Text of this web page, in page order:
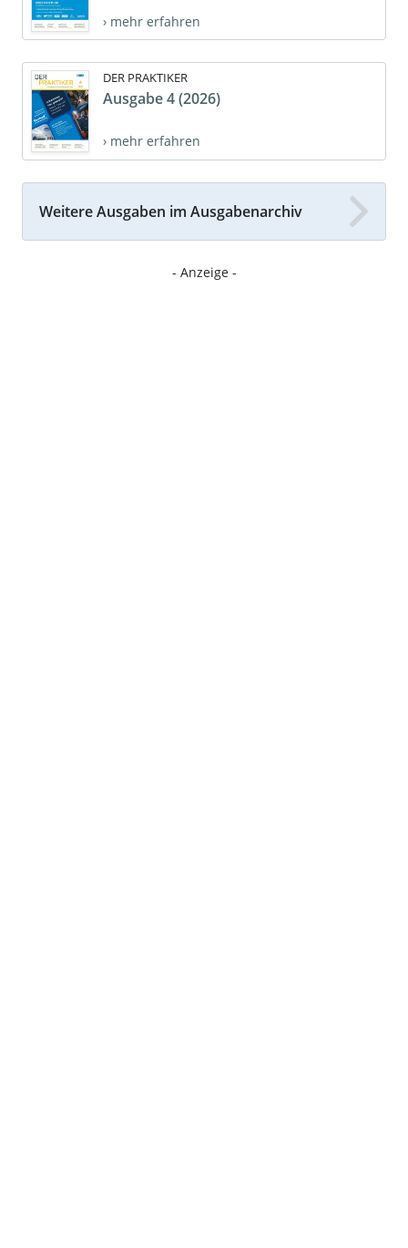
› mehr erfahren
DER PRAKTIKER
Ausgabe 4 (2026)
› mehr erfahren
Weitere Ausgaben im Ausgabenarchiv
- Anzeige -